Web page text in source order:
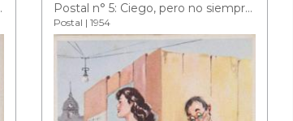
gimnasia Postal n° 5: Ciego, pero no siempre…
Postal | 1954